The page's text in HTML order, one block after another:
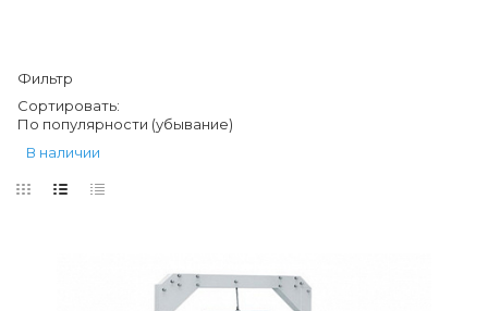
Фильтр
Сортировать:
По популярности (убывание)
В наличии